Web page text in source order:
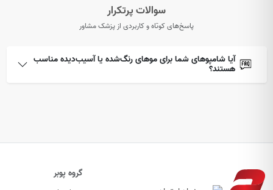
سوالات پرتکرار
پاسخ‌های کوتاه و کاربردی از پزشک مشاور
آیا شامپوهای شما برای موهای رنگ‌شده یا آسیب‌دیده مناسب
هستند؟
گروه پوبر